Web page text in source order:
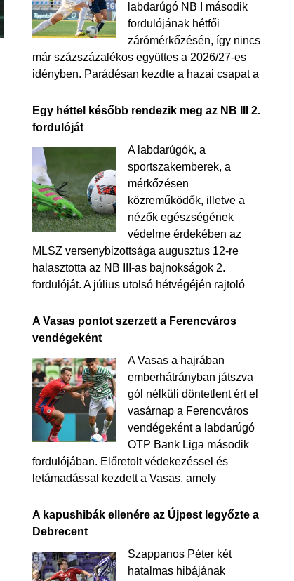
labdarúgó NB I második
fordulójának hétfői
zárómérkőzésén, így nincs
már százszázalékos együttes a 2026/27-es
idényben. Parádésan kezdte a hazai csapat a
Egy héttel később rendezik meg az NB III 2.
fordulóját
A labdarúgók, a
sportszakemberek, a
mérkőzésen
közreműködők, illetve a
nézők egészségének
védelme érdekében az
MLSZ versenybizottsága augusztus 12-re
halasztotta az NB III-as bajnokságok 2.
fordulóját. A július utolsó hétvégéjén rajtoló
A Vasas pontot szerzett a Ferencváros
vendégeként
A Vasas a hajrában
emberhátrányban játszva
gól nélküli döntetlent ért el
vasárnap a Ferencváros
vendégeként a labdarúgó
OTP Bank Liga második
fordulójában. Előretolt védekezéssel és
letámadással kezdett a Vasas, amely
A kapushibák ellenére az Újpest legyőzte a
Debrecent
Szappanos Péter két
hatalmas hibájának